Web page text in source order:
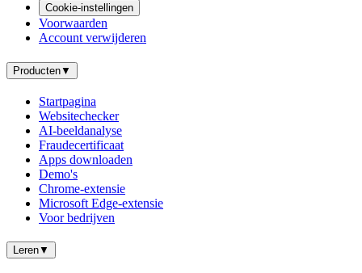
Cookie-instellingen
Voorwaarden
Account verwijderen
Producten▼
Startpagina
Websitechecker
AI-beeldanalyse
Fraudecertificaat
Apps downloaden
Demo's
Chrome-extensie
Microsoft Edge-extensie
Voor bedrijven
Leren▼